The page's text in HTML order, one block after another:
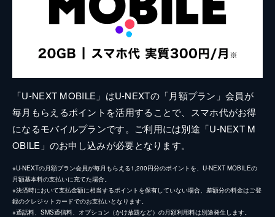
「U-NEXT MOBILE」はU-NEXTの「月額プラン」会員が
毎月もらえるポイントを活用することで、スマホ代がお得
になるモバイルプランです。ご利用には別途「U-NEXT M
OBILE」のお申し込みが必要となります。
※U-NEXTの月額プラン会員が毎月もらえる1,200円分のポイントを、U-NEXT MOBILEの
月額基本料の支払いに充てた場合。
※決済時において支払金額に相当するポイントを保有していない場合、差額分の料金はご登
録のクレジットカードでのお支払いとなります。
※通話料、SMS通信料、オプション（かけ放題など）の月額利用料は別途発生します。